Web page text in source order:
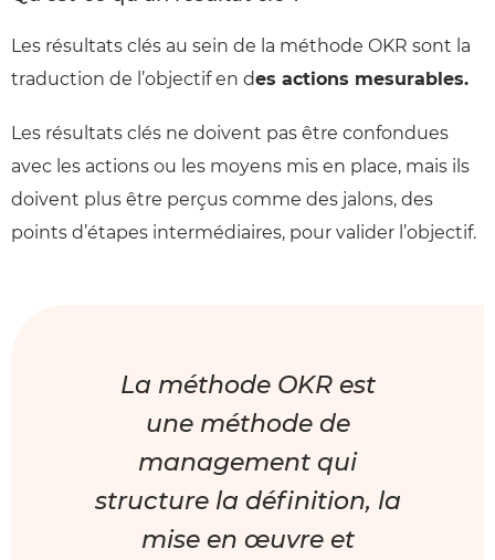
Les résultats clés au sein de la méthode OKR sont la
traduction de l’objectif en des actions mesurables.
Les résultats clés ne doivent pas être confondues
avec les actions ou les moyens mis en place, mais ils
doivent plus être perçus comme des jalons, des
points d’étapes intermédiaires, pour valider l’objectif.
La méthode OKR est
une méthode de
management qui
structure la définition, la
mise en œuvre et